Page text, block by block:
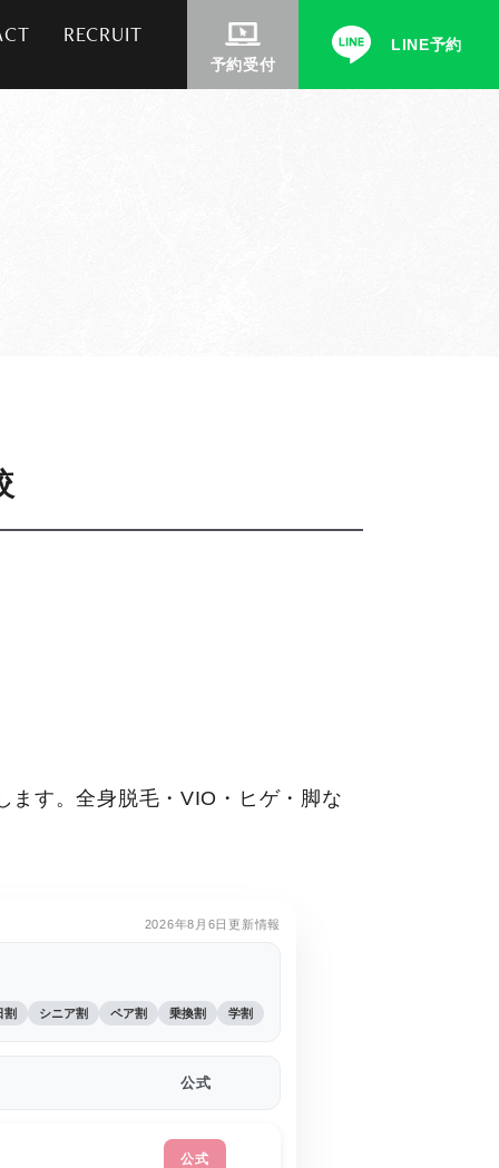
RECRUIT
予約受付
LINE予約
ます。全身脱毛・VIO・ヒゲ・脚な
2026年8月6日更新情報
割 シニア割 ペア割 乗換割 学割
公式
公式